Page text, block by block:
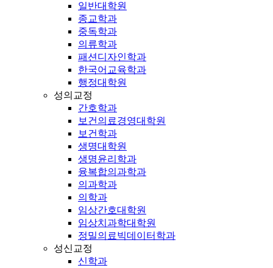
일반대학원
종교학과
중독학과
의류학과
패션디자인학과
한국어교육학과
행정대학원
성의교정
간호학과
보건의료경영대학원
보건학과
생명대학원
생명윤리학과
융복합의과학과
의과학과
의학과
임상간호대학원
임상치과학대학원
정밀의료빅데이터학과
성신교정
신학과